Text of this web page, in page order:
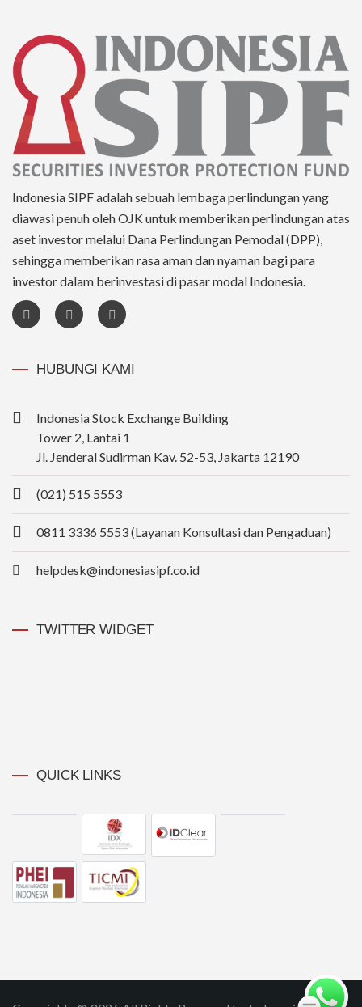
Indonesia SIPF adalah sebuah lembaga perlindungan yang
diawasi penuh oleh OJK untuk memberikan perlindungan atas
aset investor melalui Dana Perlindungan Pemodal (DPP),
sehingga memberikan rasa aman dan nyaman bagi para
investor dalam berinvestasi di pasar modal Indonesia.
HUBUNGI KAMI
Indonesia Stock Exchange Building
Tower 2, Lantai 1
Jl. Jenderal Sudirman Kav. 52-53, Jakarta 12190
(021) 515 5553
0811 3336 5553 (Layanan Konsultasi dan Pengaduan)
helpdesk@indonesiasipf.co.id
TWITTER WIDGET
QUICK LINKS